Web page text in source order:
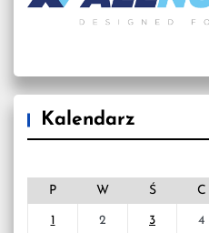
Kalendarz
P W Ś C
1 2 3 4